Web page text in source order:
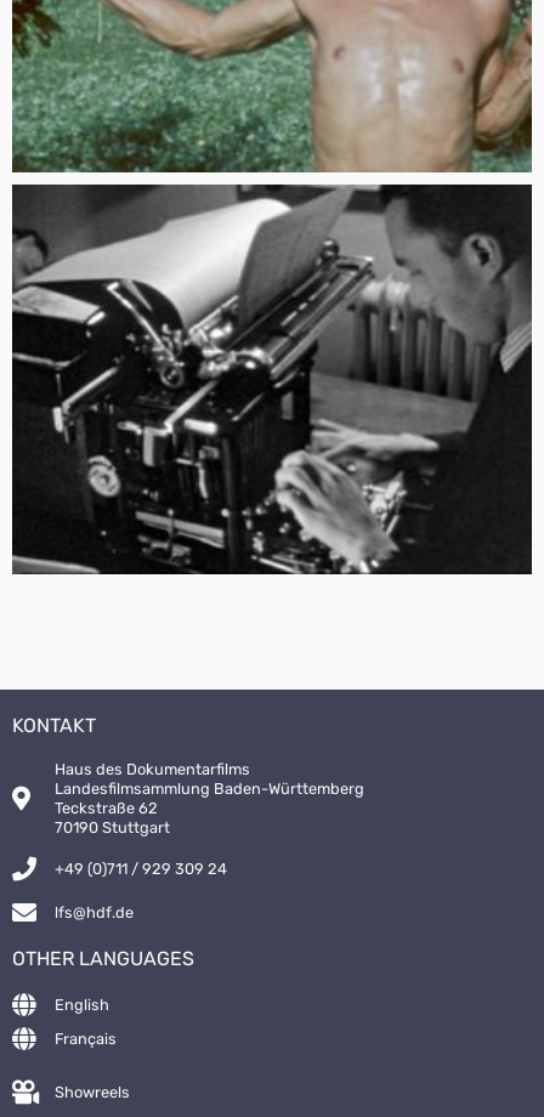
KONTAKT
Haus des Dokumentarfilms
Landesfilmsammlung Baden-Württemberg
Teckstraße 62
70190 Stuttgart
+49 (0)711 / 929 309 24
lfs@hdf.de
OTHER LANGUAGES
English
Français
Showreels